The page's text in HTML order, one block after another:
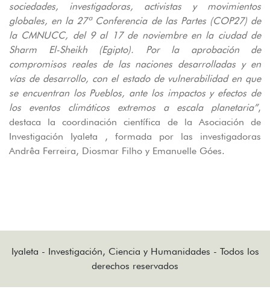
sociedades, investigadoras, activistas y movimientos
globales, en la 27ª Conferencia de las Partes (COP27) de
la CMNUCC, del 9 al 17 de noviembre en la ciudad de
Sharm El-Sheikh (Egipto). Por la aprobación de
compromisos reales de las naciones desarrolladas y en
vías de desarrollo, con el estado de vulnerabilidad en que
se encuentran los Pueblos, ante los impactos y efectos de
los eventos climáticos extremos a escala planetaria”,
destaca la coordinación científica de la Asociación de
Investigación Iyaleta , formada por las investigadoras
Andrêa Ferreira, Diosmar Filho y Emanuelle Góes.
Iyaleta - Investigación, Ciencia y Humanidades - Todos los
derechos reservados